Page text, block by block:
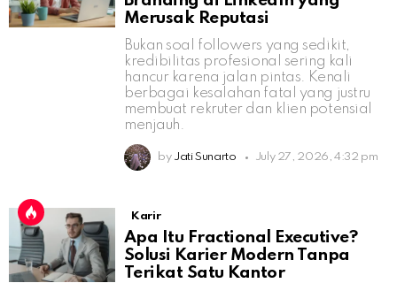
Merusak Reputasi
Bukan soal followers yang sedikit,
kredibilitas profesional sering kali
hancur karena jalan pintas. Kenali
berbagai kesalahan fatal yang justru
membuat rekruter dan klien potensial
menjauh.
by Jati Sunarto July 27, 2026, 4:32 pm
Karir
Apa Itu Fractional Executive?
Solusi Karier Modern Tanpa
Terikat Satu Kantor